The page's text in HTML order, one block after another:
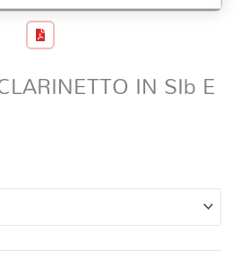
IN SIb E